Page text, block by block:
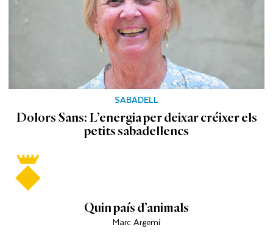
SABADELL
Dolors Sans: L’energia per deixar créixer els
petits sabadellencs
Quin país d’animals
Marc Argemí